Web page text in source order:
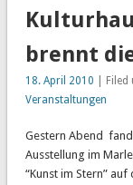
brennt
18. April 2010 | Filed
Veranstaltungen
Gestern Abend
Ausstellung im
“Kunst im Stern”